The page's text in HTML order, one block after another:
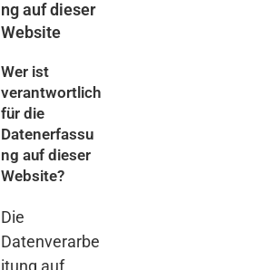
ng auf dieser
Website
Wer ist
verantwortlich
für die
Datenerfassu
ng auf dieser
Website?
Die
Datenverarbe
itung auf